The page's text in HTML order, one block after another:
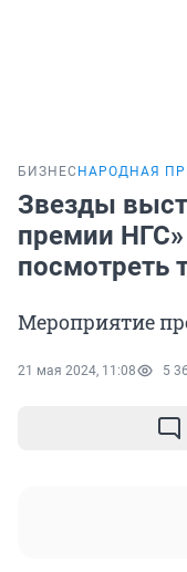
БИЗНЕС НАРОДНАЯ
Звезды
премии
посмотреть
Мероприятие
21 мая 2024, 11:08 5